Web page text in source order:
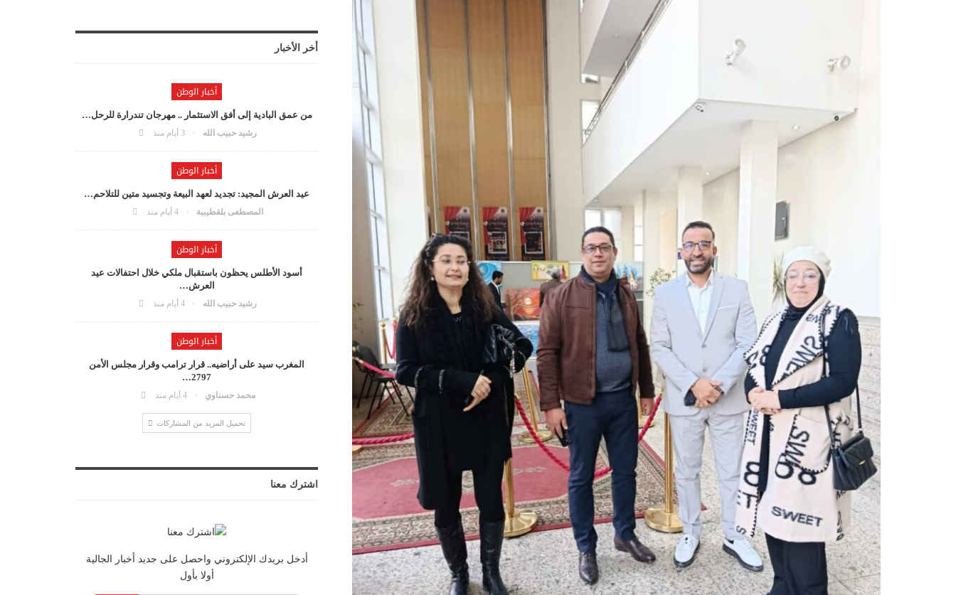
أخر الأخبار
أخبار الوطن
من عمق البادية إلى أفق الاستثمار .. مهرجان تندرارة للرحل…
رشيد حبيب الله 3 أيام منذ
أخبار الوطن
عيد العرش المجيد: تجديد لعهد البيعة وتجسيد متين للتلاحم…
المصطفى بلقطيبية 4 أيام منذ
أخبار الوطن
أسود الأطلس يحظون باستقبال ملكي خلال احتفالات عيد
العرش…
رشيد حبيب الله 4 أيام منذ
أخبار الوطن
المغرب سيد على أراضيه.. قرار ترامب وقرار مجلس الأمن
2797…
محمد حسناوي 4 أيام منذ
تحميل المزيد من المشاركات
اشترك معنا
أدخل بريدك الإلكتروني واحصل على جديد أخبار الجالية
أولا بأول